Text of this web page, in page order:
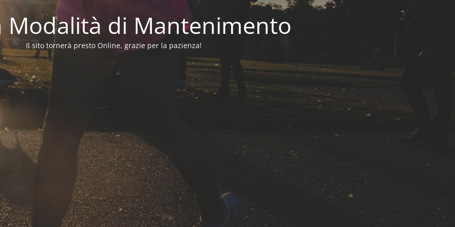
Modalità di Mantenimento
Il sito tornerà presto Online, grazie per la pazienza!